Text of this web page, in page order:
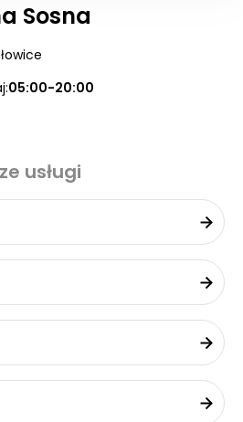
Sosna
05:00-20:00
usługi